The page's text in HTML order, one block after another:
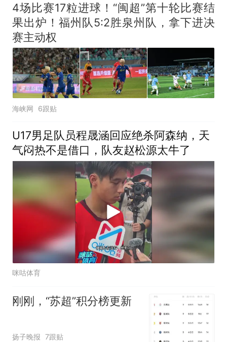
4场比赛17粒进球！“闽超”第十轮比赛结
果出炉！福州队5:2胜泉州队，拿下进决
赛主动权
海峡网 6跟贴
U17男足队员程晟涵回应绝杀阿森纳，天
气闷热不是借口，队友赵松源太牛了
咪咕体育
刚刚，“苏超”积分榜更新
扬子晚报 7跟贴